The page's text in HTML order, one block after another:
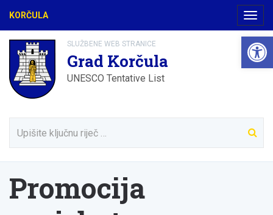
KORČULA
SLUŽBENE WEB STRANICE
Grad Korčula
UNESCO Tentative List
Promocija